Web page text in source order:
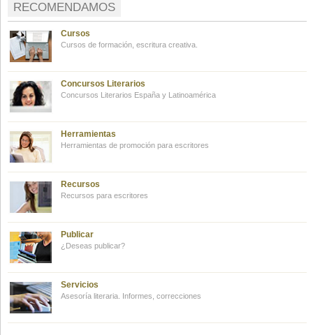
RECOMENDAMOS
Cursos
Cursos de formación, escritura creativa.
Concursos Literarios
Concursos Literarios España y Latinoamérica
Herramientas
Herramientas de promoción para escritores
Recursos
Recursos para escritores
Publicar
¿Deseas publicar?
Servicios
Asesoría literaria. Informes, correcciones